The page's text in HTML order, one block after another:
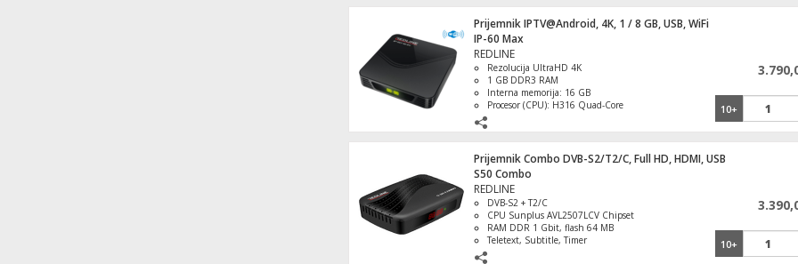
Prijemnik IPTV@Android, 4K, 1 / 8 GB, USB, WiFi
IP-60 Max
REDLINE
Rezolucija UltraHD 4K
1 GB DDR3 RAM
Interna memorija: 16 GB
Procesor (CPU): H316 Quad-Core
HDMI 2.0, 4K 2K video izlaz
10+
Prijemnik Combo DVB-S2/T2/C, Full HD, HDMI, USB
S50 Combo
REDLINE
DVB-S2 + T2/C
CPU Sunplus AVL2507LCV Chipset
RAM DDR 1 Gbit, flash 64 MB
Teletext, Subtitle, Timer
10+